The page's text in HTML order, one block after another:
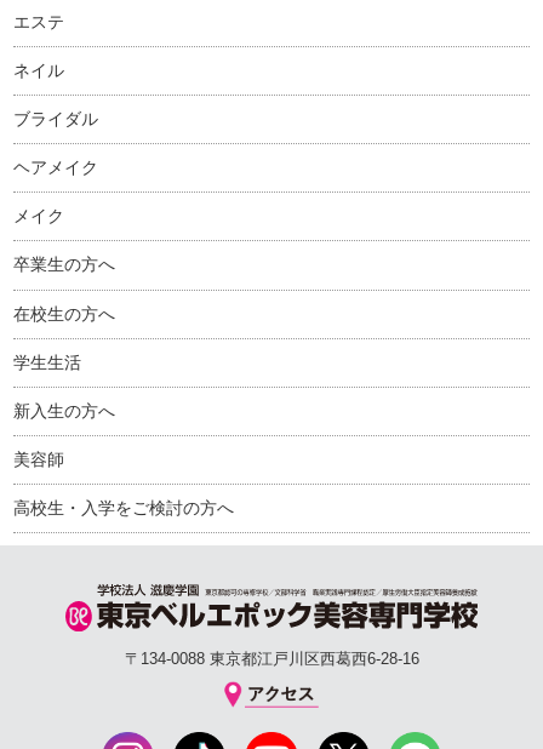
エステ
ネイル
ブライダル
ヘアメイク
メイク
卒業生の方へ
在校生の方へ
学生生活
新入生の方へ
美容師
高校生・入学をご検討の方へ
〒134-0088 東京都江戸川区西葛西6-28-16